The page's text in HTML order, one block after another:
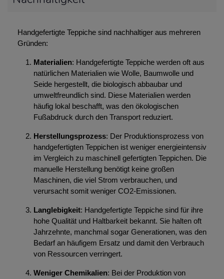
Handgefertigte Teppiche sind nachhaltiger aus mehreren
Gründen:
Materialien: Handgefertigte Teppiche werden oft aus
natürlichen Materialien wie Wolle, Baumwolle und
Seide hergestellt, die biologisch abbaubar und
umweltfreundlich sind. Diese Materialien werden
häufig lokal beschafft, was den ökologischen
Fußabdruck durch den Transport reduziert.
Herstellungsprozess: Der Produktionsprozess von
handgefertigten Teppichen ist weniger energieintensiv
im Vergleich zu maschinell gefertigten Teppichen. Die
manuelle Herstellung benötigt keine großen
Maschinen, die viel Strom verbrauchen, und
verursacht somit weniger CO2-Emissionen.
Langlebigkeit: Handgefertigte Teppiche sind für ihre
hohe Qualität und Haltbarkeit bekannt. Sie halten oft
Jahrzehnte, manchmal sogar Generationen, was den
Bedarf an häufigem Ersatz und damit den Verbrauch
von Ressourcen verringert.
Weniger Chemikalien: Bei der Produktion von